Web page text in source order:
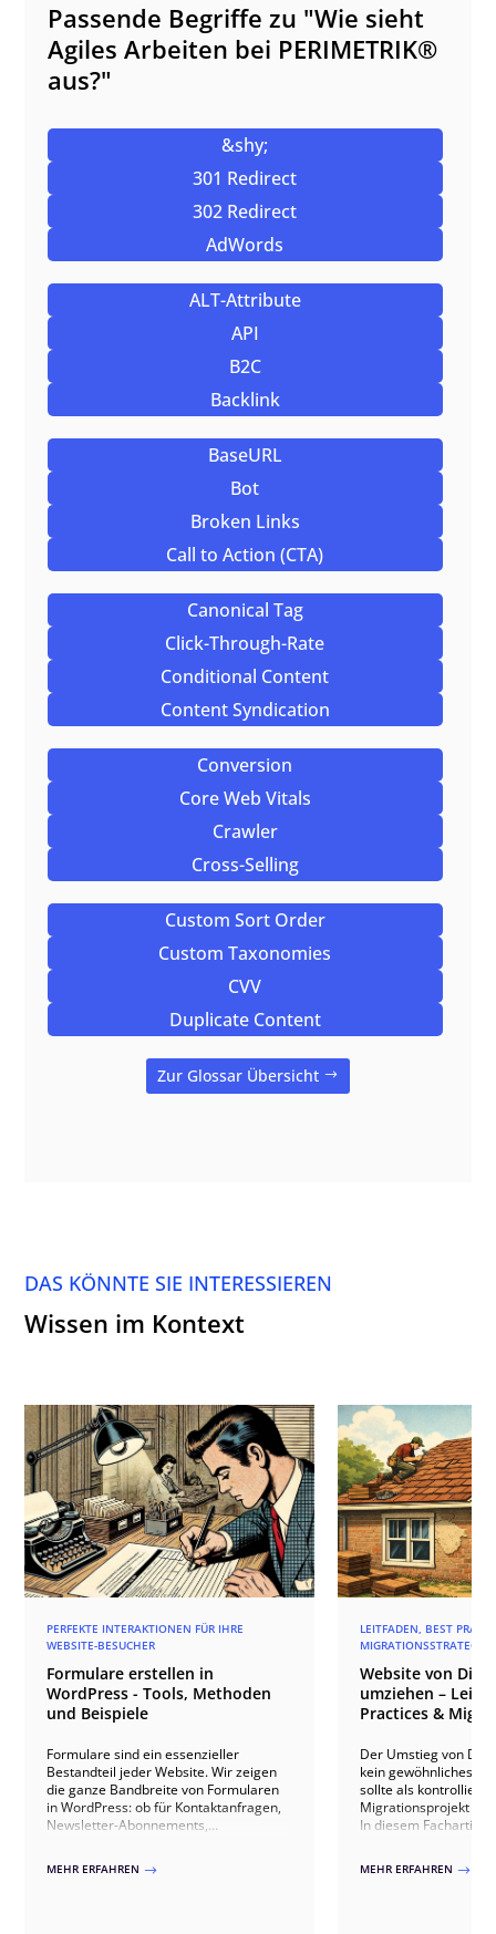
Passende Begriffe zu "Wie sieht
Agiles Arbeiten bei PERIMETRIK®
aus?"
&shy;
301 Redirect
302 Redirect
AdWords
ALT-Attribute
API
B2C
Backlink
BaseURL
Bot
Broken Links
Call to Action (CTA)
Canonical Tag
Click-Through-Rate
Conditional Content
Content Syndication
Conversion
Core Web Vitals
Crawler
Cross-Selling
Custom Sort Order
Custom Taxonomies
CVV
Duplicate Content
Zur Glossar Übersicht
DAS KÖNNTE SIE INTERESSIEREN
Wissen im Kontext
PERFEKTE INTERAKTIONEN FÜR IHRE
WEBSITE-BESUCHER
Formulare erstellen in
WordPress - Tools, Methoden
und Beispiele
Formulare sind ein essenzieller
Bestandteil jeder Website. Wir zeigen
die ganze Bandbreite von Formularen
in WordPress: ob für Kontaktanfragen,
Newsletter-Abonnements,
Interaktionen mit einer Website
MEHR ERFAHREN $
LEITFADEN, BEST
MIGRATIONSSTRATEGIE
Website von Divi
umziehen –
Practices &
Der Umstieg von Divi
kein gewöhnliches
sollte als
Migrationsprojekt
In diesem Fachartikel
sind, welche Risiken
MEHR ERFAHREN $